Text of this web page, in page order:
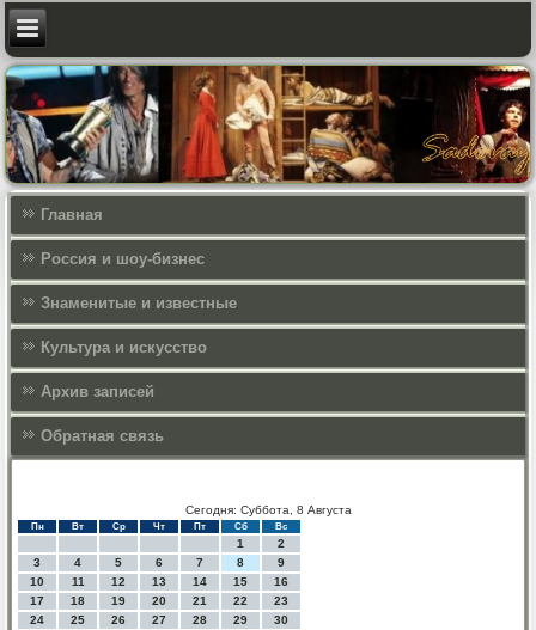
Главная
Россия и шоу-бизнес
Знаменитые и известные
Культура и искусcтво
Архив записей
Обратная связь
Сегодня: Суббота, 8 Августа
Пн Вт Ср Чт Пт Сб Вс
1
2
3
4 5 6 7 8
9
10
11 12 13 14 15
16
17
18 19 20 21 22
23
24
25 26 27 28 29
30